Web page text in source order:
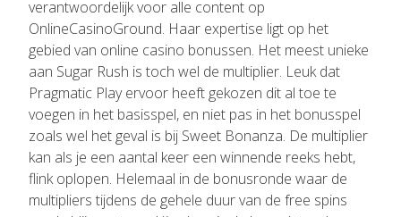
verantwoordelijk voor alle content op
OnlineCasinoGround. Haar expertise ligt op het
gebied van online casino bonussen. Het meest unieke
aan Sugar Rush is toch wel de multiplier. Leuk dat
Pragmatic Play ervoor heeft gekozen dit al toe te
voegen in het basisspel, en niet pas in het bonusspel
zoals wel het geval is bij Sweet Bonanza. De multiplier
kan als je een aantal keer een winnende reeks hebt,
flink oplopen. Helemaal in de bonusronde waar de
multipliers tijdens de gehele duur van de free spins